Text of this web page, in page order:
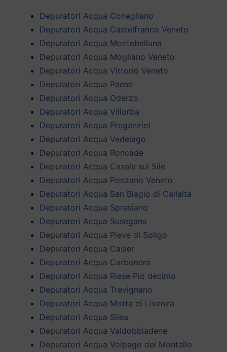
Depuratori Acqua Conegliano
Depuratori Acqua Castelfranco Veneto
Depuratori Acqua Montebelluna
Depuratori Acqua Mogliano Veneto
Depuratori Acqua Vittorio Veneto
Depuratori Acqua Paese
Depuratori Acqua Oderzo
Depuratori Acqua Villorba
Depuratori Acqua Preganziol
Depuratori Acqua Vedelago
Depuratori Acqua Roncade
Depuratori Acqua Casale sul Sile
Depuratori Acqua Ponzano Veneto
Depuratori Acqua San Biagio di Callalta
Depuratori Acqua Spresiano
Depuratori Acqua Susegana
Depuratori Acqua Pieve di Soligo
Depuratori Acqua Casier
Depuratori Acqua Carbonera
Depuratori Acqua Riese Pio decimo
Depuratori Acqua Trevignano
Depuratori Acqua Motta di Livenza
Depuratori Acqua Silea
Depuratori Acqua Valdobbiadene
Depuratori Acqua Volpago del Montello